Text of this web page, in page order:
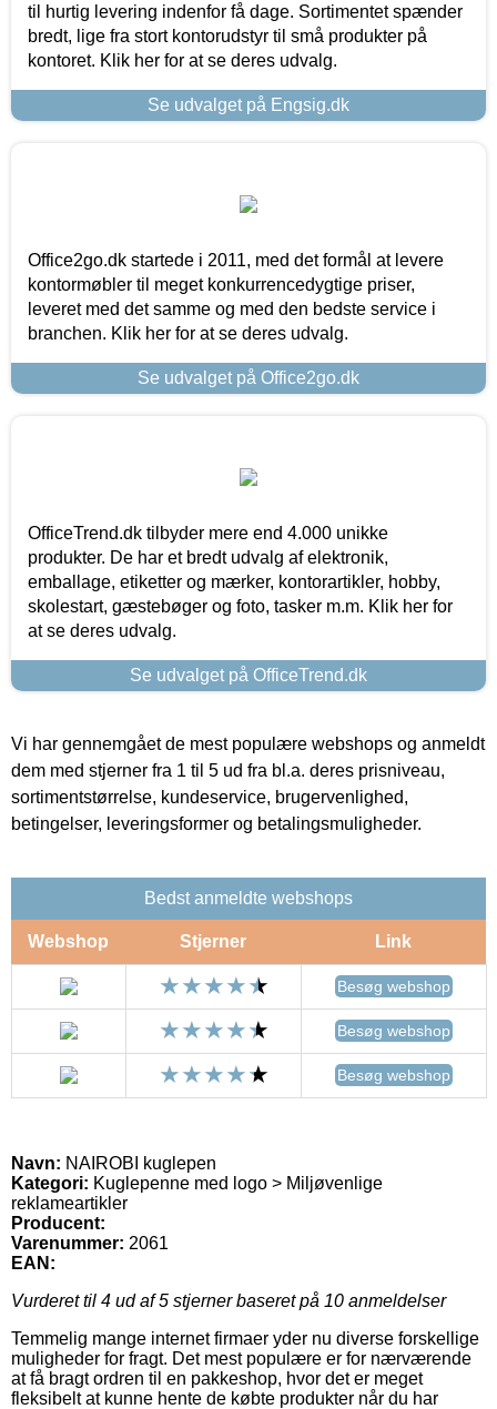
til hurtig levering indenfor få dage. Sortimentet spænder
bredt, lige fra stort kontorudstyr til små produkter på
kontoret. Klik her for at se deres udvalg.
Se udvalget på Engsig.dk
Office2go.dk startede i 2011, med det formål at levere
kontormøbler til meget konkurrencedygtige priser,
leveret med det samme og med den bedste service i
branchen. Klik her for at se deres udvalg.
Se udvalget på Office2go.dk
OfficeTrend.dk tilbyder mere end 4.000 unikke
produkter. De har et bredt udvalg af elektronik,
emballage, etiketter og mærker, kontorartikler, hobby,
skolestart, gæstebøger og foto, tasker m.m. Klik her for
at se deres udvalg.
Se udvalget på OfficeTrend.dk
Vi har gennemgået de mest populære webshops og anmeldt
dem med stjerner fra 1 til 5 ud fra bl.a. deres prisniveau,
sortimentstørrelse, kundeservice, brugervenlighed,
betingelser, leveringsformer og betalingsmuligheder.
Bedst anmeldte webshops
Webshop Stjerner Link
Besøg webshop
Besøg webshop
Besøg webshop
Navn: NAIROBI kuglepen
Kategori: Kuglepenne med logo > Miljøvenlige
reklameartikler
Producent:
Varenummer: 2061
EAN:
Vurderet til 4 ud af 5 stjerner baseret på 10 anmeldelser
Temmelig mange internet firmaer yder nu diverse forskellige
muligheder for fragt. Det mest populære er for nærværende
at få bragt ordren til en pakkeshop, hvor det er meget
fleksibelt at kunne hente de købte produkter når du har